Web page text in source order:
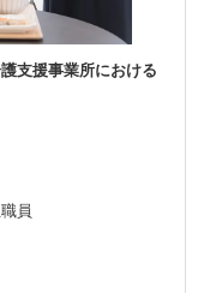
支援事業所における
員